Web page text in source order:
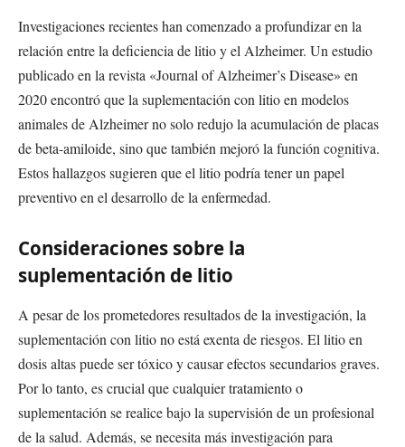
Investigaciones recientes han comenzado a profundizar en la
relación entre la deficiencia de litio y el Alzheimer. Un estudio
publicado en la revista «Journal of Alzheimer’s Disease» en
2020 encontró que la suplementación con litio en modelos
animales de Alzheimer no solo redujo la acumulación de placas
de beta-amiloide, sino que también mejoró la función cognitiva.
Estos hallazgos sugieren que el litio podría tener un papel
preventivo en el desarrollo de la enfermedad.
Consideraciones sobre la
suplementación de litio
A pesar de los prometedores resultados de la investigación, la
suplementación con litio no está exenta de riesgos. El litio en
dosis altas puede ser tóxico y causar efectos secundarios graves.
Por lo tanto, es crucial que cualquier tratamiento o
suplementación se realice bajo la supervisión de un profesional
de la salud. Además, se necesita más investigación para